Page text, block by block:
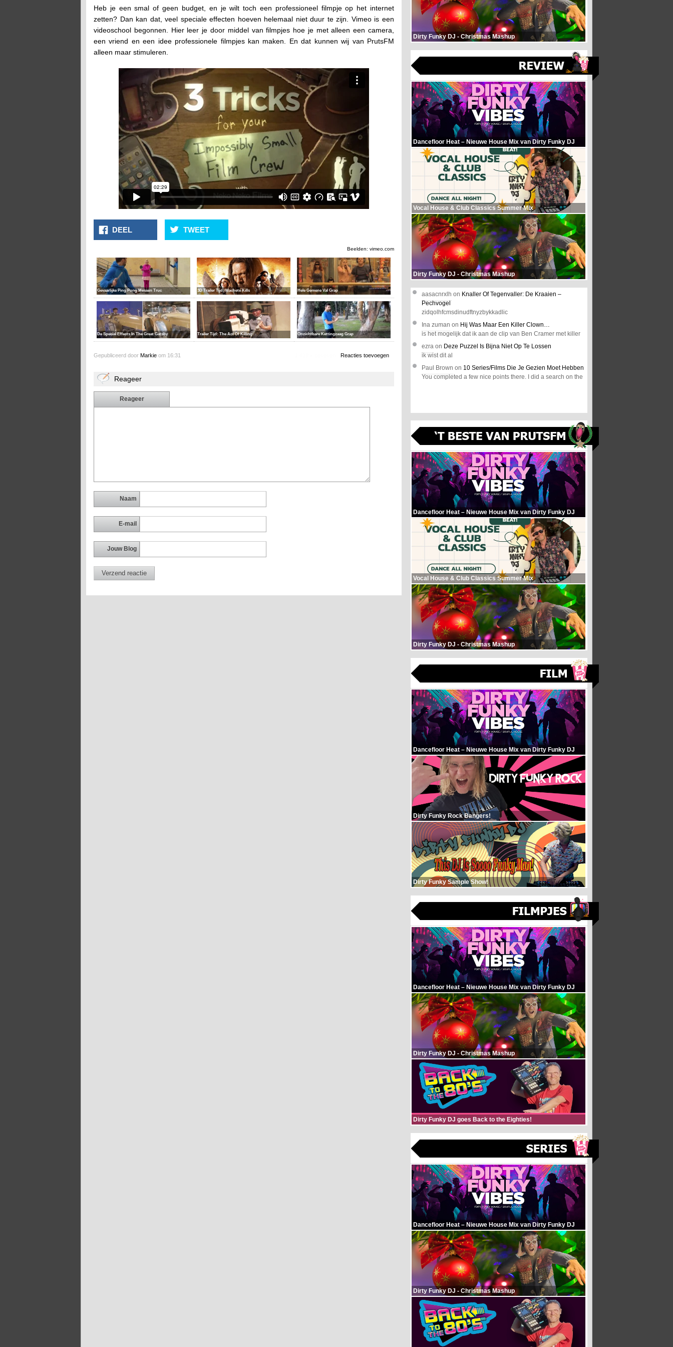
Heb je een smal of geen budget, en je wilt toch een professioneel filmpje op het internet
zetten? Dan kan dat, veel speciale effecten hoeven helemaal niet duur te zijn. Vimeo is een
videoschool begonnen. Hier leer je door middel van filmpjes hoe je met alleen een camera,
een vriend en een idee professionele filmpjes kan maken. En dat kunnen wij van PrutsFM
alleen maar stimuleren.
DEEL TWEET
Beelden: vimeo.com
Gevaarlijke Ping Pong Messen Truc 3D Trailer Tijd: Machete Kills Hele Gemene Val Grap
De Special Effects In The Great Gatsby Trailer Tijd: The Act Of Killing Onzichtbare Kettingzaag Grap
Gepubliceerd door Markie om 16:31 Reacties toevoegen
Reageer
Reageer
Naam
E-mail
Jouw Blog
Dirty Funky DJ - Christmas Mashup
Dancefloor Heat – Nieuwe House Mix van Dirty Funky DJ
Vocal House & Club Classics Summer Mix
Dirty Funky DJ - Christmas Mashup
aasacnrxlh on Knaller Of Tegenvaller: De Kraaien –
Pechvogel
zidqolhfcmsdinudftnyzbykkadlic
Ina zuman on Hij Was Maar Een Killer Clown…
is het mogelijk dat ik aan de clip van Ben Cramer met killer
ezra on Deze Puzzel Is Bijna Niet Op Te Lossen
ik wist dit al
Paul Brown on 10 Series/Films Die Je Gezien Moet Hebben
You completed a few nice points there. I did a search on the
Dancefloor Heat – Nieuwe House Mix van Dirty Funky DJ
Vocal House & Club Classics Summer Mix
Dirty Funky DJ - Christmas Mashup
Dancefloor Heat – Nieuwe House Mix van Dirty Funky DJ
Dirty Funky Rock Bangers!
Dirty Funky Sample Show!
Dancefloor Heat – Nieuwe House Mix van Dirty Funky DJ
Dirty Funky DJ - Christmas Mashup
Dirty Funky DJ goes Back to the Eighties!
Dancefloor Heat – Nieuwe House Mix van Dirty Funky DJ
Dirty Funky DJ - Christmas Mashup